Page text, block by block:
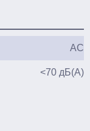
АC
<70 дБ(A)